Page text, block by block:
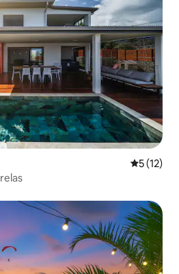
5 de uma
5 (12)